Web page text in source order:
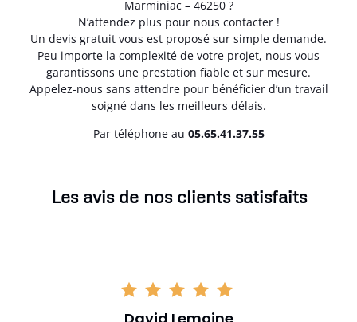
Marminiac – 46250 ?
N’attendez plus pour nous contacter !
Un devis gratuit vous est proposé sur simple demande.
Peu importe la complexité de votre projet, nous vous
garantissons une prestation fiable et sur mesure.
Appelez-nous sans attendre pour bénéficier d’un travail
soigné dans les meilleurs délais.
Par téléphone au 05.65.41.37.55
Les avis de nos clients satisfaits